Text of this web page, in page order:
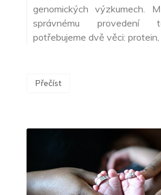
genomických výzkumech.
správnému provedení
potřebujeme dvě věci:
Přečíst